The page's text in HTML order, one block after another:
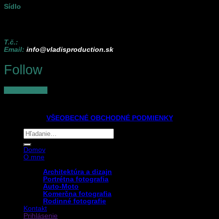
Sídlo
T.č.:
Email: info@vladisproduction.sk
Follow
VŠEOBECNÉ OBCHODNÉ PODMIENKY
Hľadať:
Domov
O mne
Architektúra a dizajn
Portrétna fotografia
Auto-Moto
Komerčna fotografia
Rodinné fotografie
Kontakt
Prihlásenie